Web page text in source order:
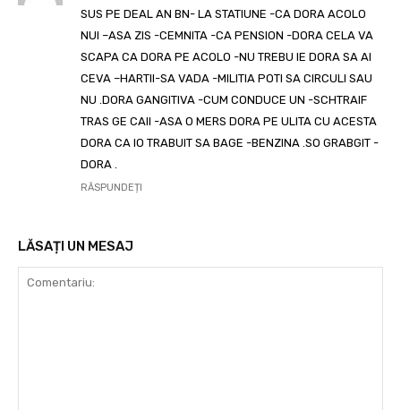
SUS PE DEAL AN BN- LA STATIUNE -CA DORA ACOLO
NUI –ASA ZIS -CEMNITA -CA PENSION -DORA CELA VA
SCAPA CA DORA PE ACOLO -NU TREBU IE DORA SA AI
CEVA –HARTII-SA VADA -MILITIA POTI SA CIRCULI SAU
NU .DORA GANGITIVA -CUM CONDUCE UN -SCHTRAIF
TRAS GE CAII -ASA O MERS DORA PE ULITA CU ACESTA
DORA CA IO TRABUIT SA BAGE -BENZINA .SO GRABGIT -
DORA .
RĂSPUNDEȚI
LĂSAȚI UN MESAJ